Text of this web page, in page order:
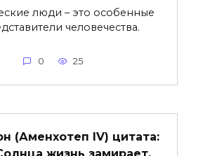
люди – это особенные
человечества.
0 25
(Аменхотеп IV) цитата:
жизнь замирает.